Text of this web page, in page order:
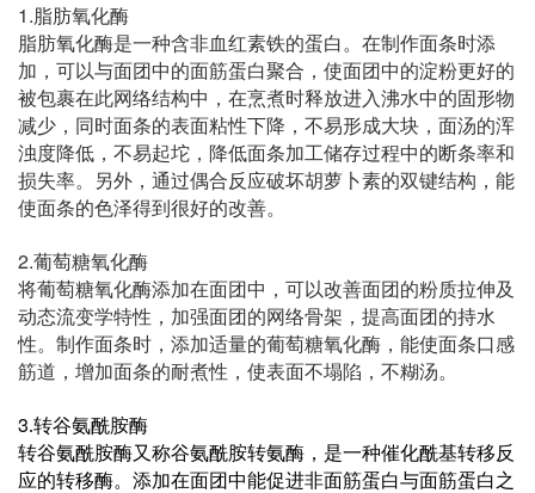
1. 脂肪氧化酶
脂肪氧化酶是一种含非血红素铁的蛋白。在制作面条时添
加，可以与面团中的面筋蛋白聚合，使面团中的淀粉更好的
被包裹在此网络结构中，在烹煮时释放进入沸水中的固形物
减少，同时面条的表面粘性下降，不易形成大块，面汤的浑
浊度降低，不易起坨，降低面条加工储存过程中的断条率和
损失率。另外，通过偶合反应破坏胡萝卜素的双键结构，能
使面条的色泽得到很好的改善。
2.葡萄糖氧化酶
将葡萄糖氧化酶添加在面团中，可以改善面团的粉质拉伸及
动态流变学特性，加强面团的网络骨架，提高面团的持水
性。制作面条时，添加适量的葡萄糖氧化酶，能使面条口感
筋道，增加面条的耐煮性，使表面不塌陷，不糊汤。
3.转谷氨酰胺酶
转谷氨酰胺酶又称谷氨酰胺转氨酶，是一种催化酰基转移反
应的转移酶。添加在面团中能促进非面筋蛋白与面筋蛋白之